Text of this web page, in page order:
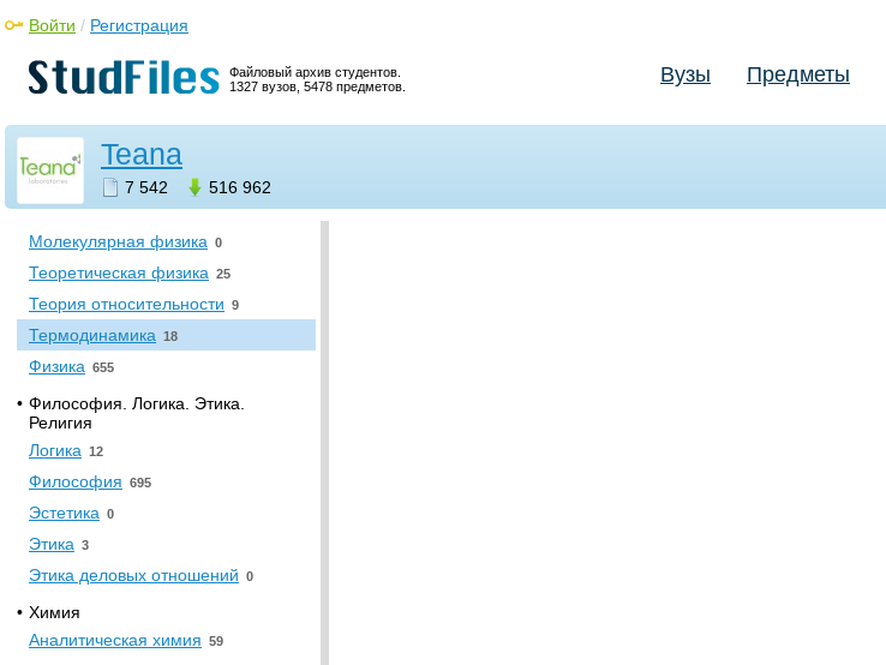
Файловый архив студентов.
1327 вузов, 5478 предметов.
Войти / Регистрация
Вузы Предметы
Teana
7 542 516 962
Политология 53
Физика
Квантовая механика
Квантовая теория поля 11
Квантовая физика 7
Молекулярная физика 0
Теоретическая физика 25
Теория относительности 9
Термодинамика 18
Физика 655
• Философия. Логика. Этика.
Религия
Логика 12
Философия 695
Эстетика 0
Этика 3
Этика деловых отношений 0
• Химия
Аналитическая химия 59